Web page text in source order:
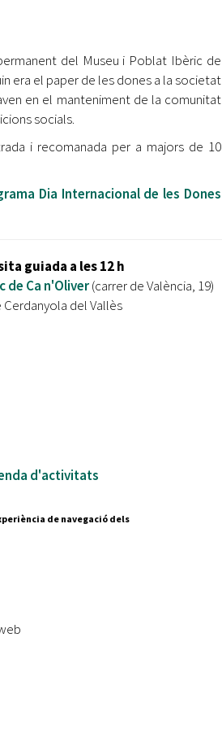
més de 5 milions d'euros del Pla de
les Fontetes, Quatre Cantons i
Catalunya
cartell de la seva 16a edició i dona el
del Museu i Poblat Ibèric de
era el paper de les dones a la societat
en el manteniment de la comunitat
socials.
i recomanada per a majors de 10
Dia Internacional de les Dones
guiada a les 12 h
de Ca n'Oliver(carrer de València, 19)
del Vallès
d'activitats
de navegació dels